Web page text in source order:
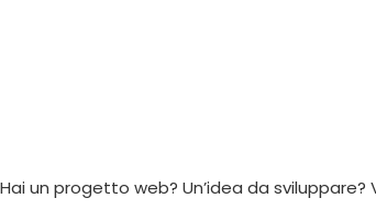
Hai un progetto web? Un’idea da